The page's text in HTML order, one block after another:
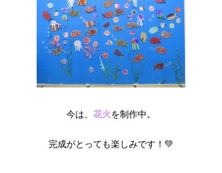
今は、 花火 を制作中。
完成がとっても楽しみです！💚